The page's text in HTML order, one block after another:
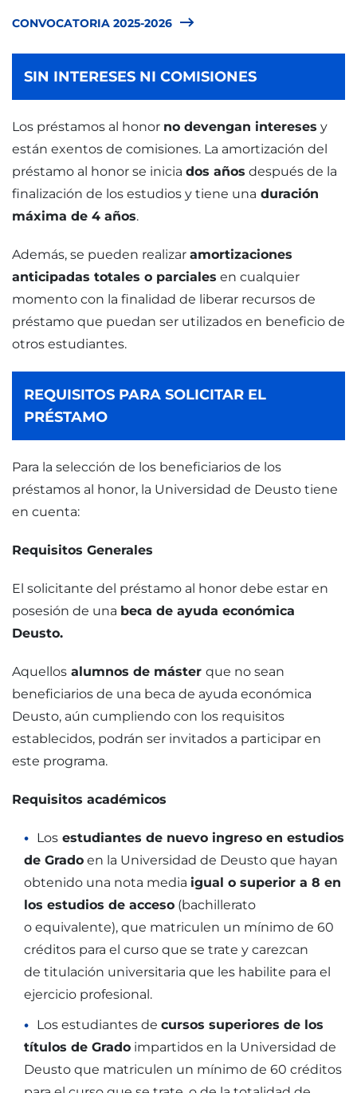
CONVOCATORIA 2025-2026
SIN INTERESES NI COMISIONES
Los préstamos al honor no devengan intereses y
están exentos de comisiones. La amortización del
préstamo al honor se inicia dos años después de la
finalización de los estudios y tiene una duración
máxima de 4 años.
Además, se pueden realizar amortizaciones
anticipadas totales o parciales en cualquier
momento con la finalidad de liberar recursos de
préstamo que puedan ser utilizados en beneficio de
otros estudiantes.
REQUISITOS PARA SOLICITAR EL
PRÉSTAMO
Para la selección de los beneficiarios de los
préstamos al honor, la Universidad de Deusto tiene
en cuenta:
Requisitos Generales
El solicitante del préstamo al honor debe estar en
posesión de una beca de ayuda económica
Deusto.
Aquellos alumnos de máster que no sean
beneficiarios de una beca de ayuda económica
Deusto, aún cumpliendo con los requisitos
establecidos, podrán ser invitados a participar en
este programa.
Requisitos académicos
Los estudiantes de nuevo ingreso en estudios
de Grado en la Universidad de Deusto que hayan
obtenido una nota media igual o superior a 8 en
los estudios de acceso (bachillerato
o equivalente), que matriculen un mínimo de 60
créditos para el curso que se trate y carezcan
de titulación universitaria que les habilite para el
ejercicio profesional.
Los estudiantes de cursos superiores de los
títulos de Grado impartidos en la Universidad de
Deusto que matriculen un mínimo de 60 créditos